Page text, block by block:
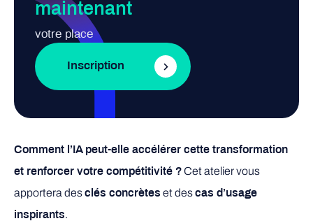
maintenant
votre place
Inscription
Comment l’IA peut-elle accélérer cette transformation
et renforcer votre compétitivité ? Cet atelier vous
apportera des clés concrètes et des cas d’usage
inspirants.